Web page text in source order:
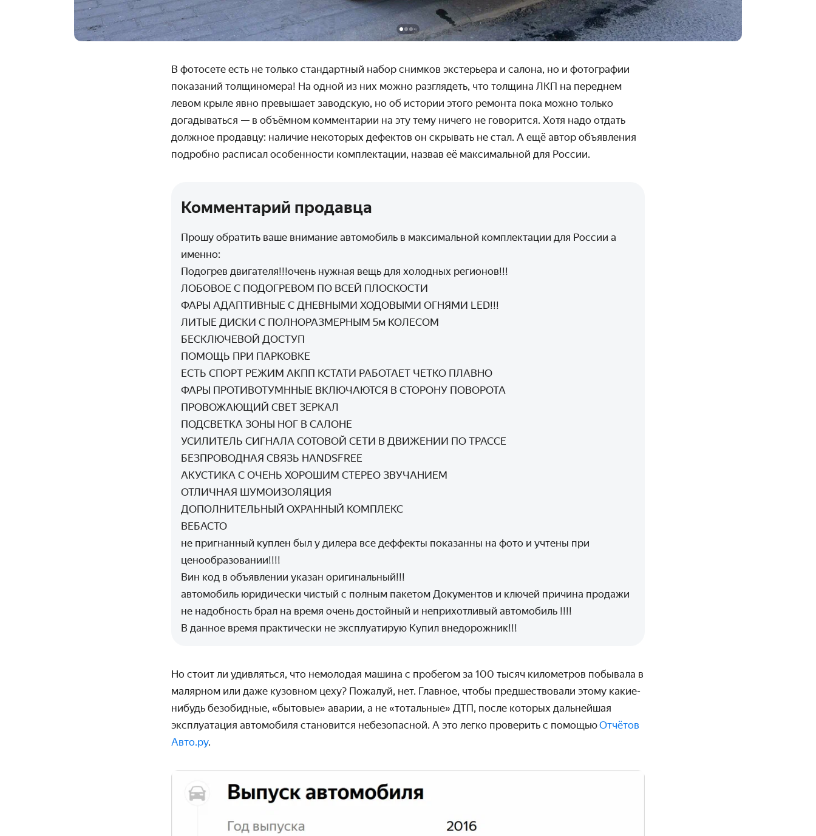
В фотосете есть не только стандартный набор снимков экстерьера и салона, но и фотографии
показаний толщиномера! На одной из них можно разглядеть, что толщина ЛКП на переднем
левом крыле явно превышает заводскую, но об истории этого ремонта пока можно только
догадываться — в объёмном комментарии на эту тему ничего не говорится. Хотя надо отдать
должное продавцу: наличие некоторых дефектов он скрывать не стал. А ещё автор объявления
подробно расписал особенности комплектации, назвав её максимальной для России.
Комментарий продавца
Прошу обратить ваше внимание автомобиль в максимальной комплектации для России а
именно:
Подогрев двигателя!!!очень нужная вещь для холодных регионов!!!
ЛОБОВОЕ С ПОДОГРЕВОМ ПО ВСЕЙ ПЛОСКОСТИ
ФАРЫ АДАПТИВНЫЕ С ДНЕВНЫМИ ХОДОВЫМИ ОГНЯМИ LED!!!
ЛИТЫЕ ДИСКИ С ПОЛНОРАЗМЕРНЫМ 5м КОЛЕСОМ
БЕСКЛЮЧЕВОЙ ДОСТУП
ПОМОЩЬ ПРИ ПАРКОВКЕ
ЕСТЬ СПОРТ РЕЖИМ АКПП КСТАТИ РАБОТАЕТ ЧЕТКО ПЛАВНО
ФАРЫ ПРОТИВОТУМННЫЕ ВКЛЮЧАЮТСЯ В СТОРОНУ ПОВОРОТА
ПРОВОЖАЮЩИЙ СВЕТ ЗЕРКАЛ
ПОДСВЕТКА ЗОНЫ НОГ В САЛОНЕ
УСИЛИТЕЛЬ СИГНАЛА СОТОВОЙ СЕТИ В ДВИЖЕНИИ ПО ТРАССЕ
БЕЗПРОВОДНАЯ СВЯЗЬ HANDSFREE
АКУСТИКА С ОЧЕНЬ ХОРОШИМ СТЕРЕО ЗВУЧАНИЕМ
ОТЛИЧНАЯ ШУМОИЗОЛЯЦИЯ
ДОПОЛНИТЕЛЬНЫЙ ОХРАННЫЙ КОМПЛЕКС
ВЕБАСТО
не пригнанный куплен был у дилера все деффекты показанны на фото и учтены при
ценообразовании!!!!
Вин код в объявлении указан оригинальный!!!
автомобиль юридически чистый с полным пакетом Документов и ключей причина продажи
не надобность брал на время очень достойный и неприхотливый автомобиль !!!!
В данное время практически не эксплуатирую Купил внедорожник!!!
Но стоит ли удивляться, что немолодая машина с пробегом за 100 тысяч километров побывала в
малярном или даже кузовном цеху? Пожалуй, нет. Главное, чтобы предшествовали этому какие-
нибудь безобидные, «бытовые» аварии, а не «тотальные» ДТП, после которых дальнейшая
эксплуатация автомобиля становится небезопасной. А это легко проверить с помощьюОтчётов
Авто.ру.